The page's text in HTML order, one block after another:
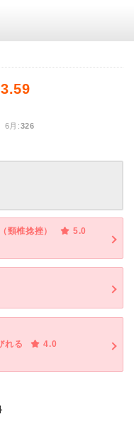
3.59
月:326
頸椎捻挫）
5.0
れる
4.0